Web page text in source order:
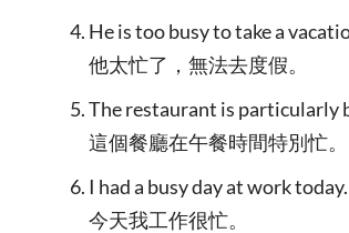
He is too busy to take a
他太忙了，無法去度假。
The restaurant is particularly
這個餐廳在午餐時間特別忙。
I had a busy day at work today.
今天我工作很忙。